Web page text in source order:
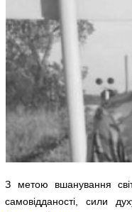
З метою вшанування
самовідданості, сили